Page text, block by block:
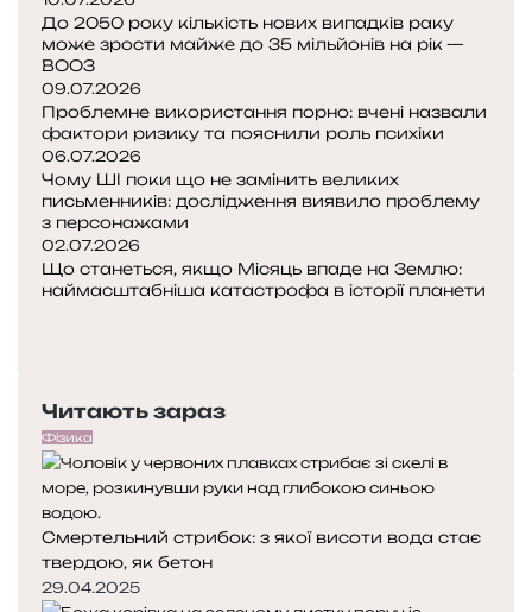
д
п
о
в
і
д
ь
а
є
г
а
ф
і
я
До 2050 року кількість нових випадків раку
може зрости майже до 35 мільйонів на рік —
ВООЗ
09.07.2026
Проблемне використання порно: вчені назвали
фактори ризику та пояснили роль психіки
06.07.2026
Чому ШІ поки що не замінить великих
письменників: дослідження виявило проблему
з персонажами
02.07.2026
Що станеться, якщо Місяць впаде на Землю:
наймасштабніша катастрофа в історії планети
р
е
д
н
я
с
т
о
т
у
п
н
а
с
т
о
Читають зараз
Фізика
Смертельний стрибок: з якої висоти вода стає
твердою, як бетон
29.04.2025